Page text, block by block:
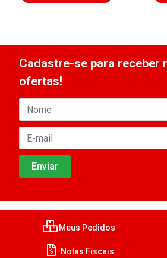
Cadastre-se para receber
ofertas!
Meus Pedidos
Notas Fiscais